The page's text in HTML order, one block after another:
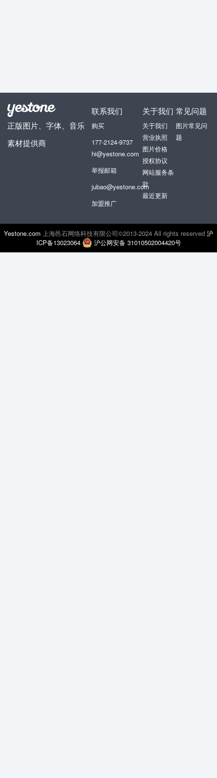
正版图片、字体、音乐
素材提供商
联系我们
购买
177-2124-9737
hi@yestone.com
举报邮箱
jubao@yestone.com
加盟推广
关于我们
关于我们
营业执照
图片价格
授权协议
网站服务条
款
最近更新
常见问题
图片常见问
题
Yestone.com 上海邑石网络科技有限公司©2013-2024 All rights reserved 沪
ICP备13023064
沪公网安备 31010502004420号